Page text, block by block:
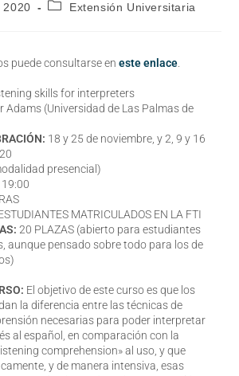
2020 Extensión Universitaria
puede consultarse eneste enlace.
skills for interpreters
Adams (Universidad de Las Palmas de
18 y 25 de noviembre, y 2, 9 y 16
presencial)
MATRICULADOS EN LA FTI
20 PLAZAS (abierto para estudiantes
aunque pensado sobre todo para los de
El objetivo de este curso es que los
la diferencia entre las técnicas de
necesarias para poder interpretar
al español, en comparación con la
comprehension» al uso, y que
y de manera intensiva, esas